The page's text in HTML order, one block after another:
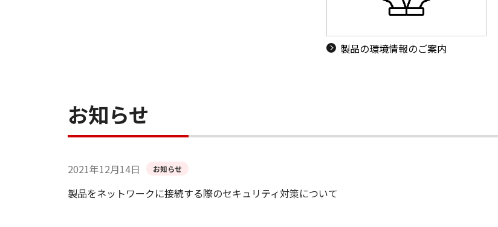
製品の環境情報のご案内
お知らせ
2021年12月14日 お知らせ
製品をネットワークに接続する際のセキュリティ対策について